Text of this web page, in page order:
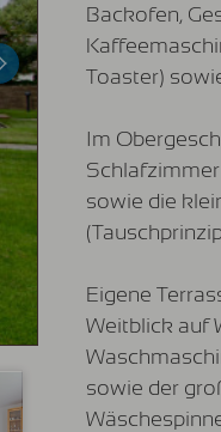
Backofen,
Toaster)
Im
sowie die
Eigene
Weitblick auf
sowie der